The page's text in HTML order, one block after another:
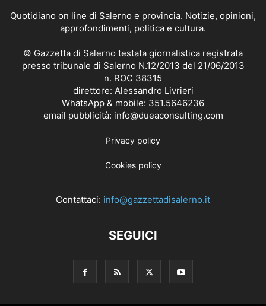
Quotidiano on line di Salerno e provincia. Notizie, opinioni,
approfondimenti, politica e cultura.
© Gazzetta di Salerno testata giornalistica registrata
presso tribunale di Salerno N.12/2013 del 21/06/2013
n. ROC 38315
direttore: Alessandro Livrieri
WhatsApp & mobile: 351.5646236
email pubblicità: info@dueaconsulting.com
Privacy policy
Cookies policy
Contattaci: info@gazzettadisalerno.it
SEGUICI